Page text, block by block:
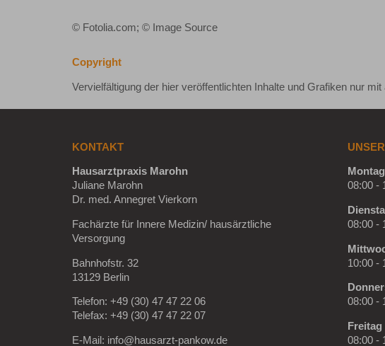
© Fotolia.com; © Image Source
Copyright
Vervielfältigung der hier veröffentlichten Inhalte und Grafiken nur
KONTAKT
Hausarztpraxis Marohn
Juliane Marohn
Dr. med. Annegret Vierkorn
Fachärzte für Innere Medizin/ hausärztliche
Versorgung
Bahnhofstr. 32
13129 Berlin
Telefon: +49 (30) 47 47 22 06
Telefax: +49 (30) 47 47 22 07
E-Mail: info@hausarzt-pankow.de
Montag
08:00 -
08:00 -
10:00 -
08:00 -
Freitag
08:00